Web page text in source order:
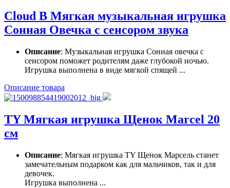
Cloud B Мягкая музыкальная игрушка
Сонная Овечка с сенсором звука
Описание: Музыкальная игрушка Сонная овечка с
сенсором поможет родителям даже глубокой ночью.
Игрушка выполнена в виде мягкой спящей ...
Описание товара
TY Мягкая игрушка Щенок Marcel 20
см
Описание: Мягкая игрушка TY Щенок Марсель станет
замечательным подарком как для мальчиков, так и для
девочек.
Игрушка выполнена ...